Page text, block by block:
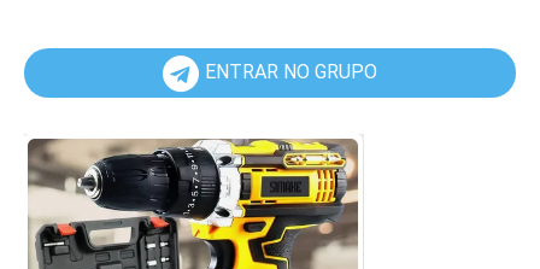
ENTRAR NO GRUPO